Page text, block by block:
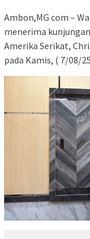
Ambon,MG com –
menerima
Amerika Serikat,
pada Kamis, ( 7/08/